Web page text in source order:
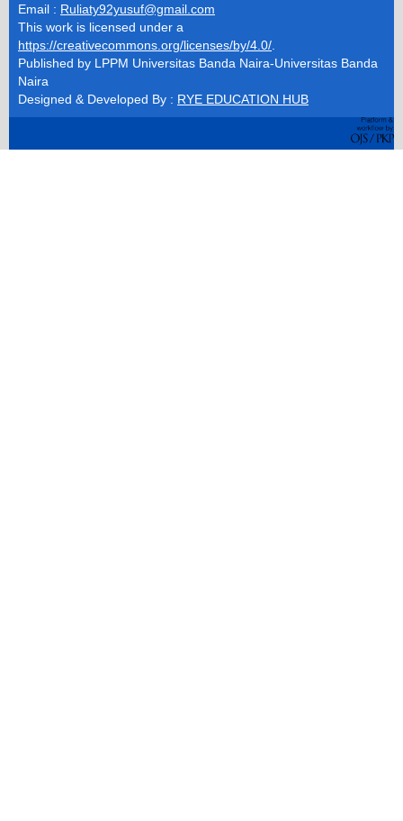
Email : Ruliaty92yusuf@gmail.com
This work is licensed under a
https://creativecommons.org/licenses/by/4.0/
Published by LPPM Universitas Banda Naira-Universitas Banda
Naira
Designed & Developed By : RYE EDUCATION HUB